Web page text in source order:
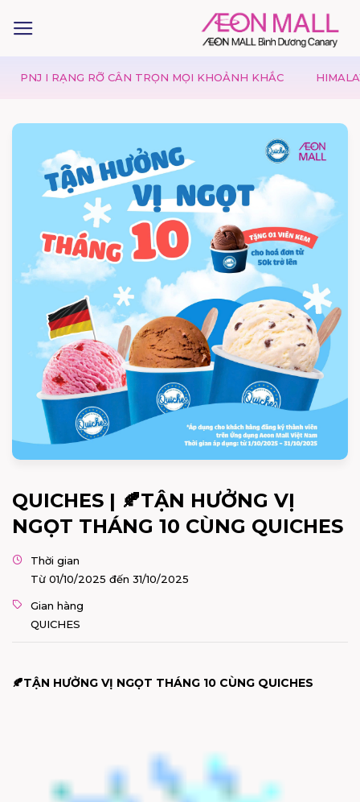
RỠ CÂN TRỌN MỌI KHOẢNH KHẮC HIMALAYA | MÙA
QUICHES | 🍂TẬN HƯỞNG VỊ
NGỌT THÁNG 10 CÙNG QUICHES
Thời gian
Từ 01/10/2025 đến 31/10/2025
Gian hàng
QUICHES
🍂TẬN HƯỞNG VỊ NGỌT THÁNG 10 CÙNG QUICHES